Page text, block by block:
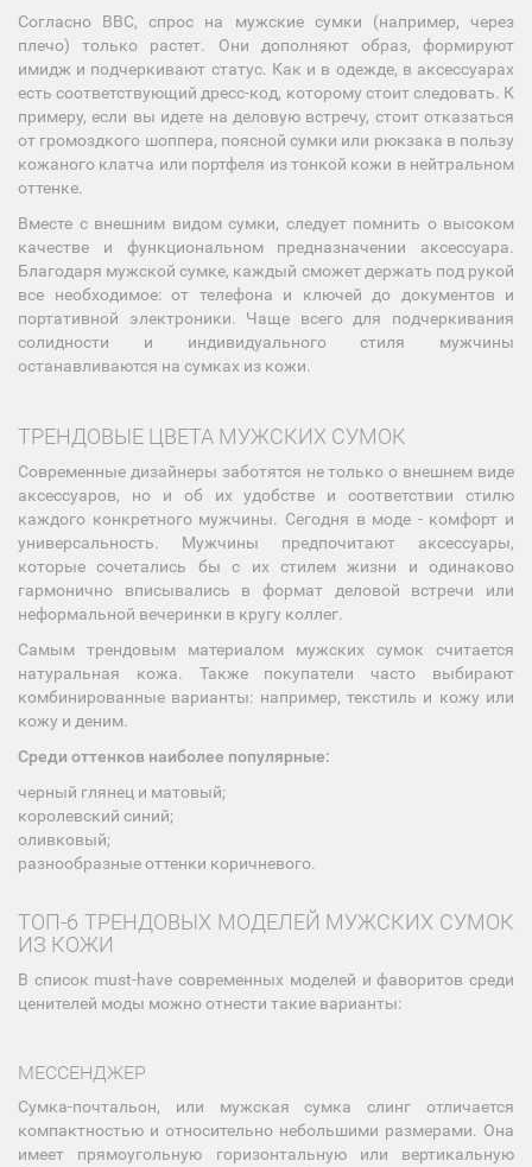
Согласно BBC, спрос на мужские сумки (например, через
плечо) только растет. Они дополняют образ, формируют
имидж и подчеркивают статус. Как и в одежде, в аксессуарах
есть соответствующий дресс-код, которому стоит следовать. К
примеру, если вы идете на деловую встречу, стоит отказаться
от громоздкого шоппера, поясной сумки или рюкзака в пользу
кожаного клатча или портфеля из тонкой кожи в нейтральном
оттенке.
Вместе с внешним видом сумки, следует помнить о высоком
качестве и функциональном предназначении аксессуара.
Благодаря мужской сумке, каждый сможет держать под рукой
все необходимое: от телефона и ключей до документов и
портативной электроники. Чаще всего для подчеркивания
солидности и индивидуального стиля мужчины
останавливаются на сумках из кожи.
ТРЕНДОВЫЕ ЦВЕТА МУЖСКИХ СУМОК
Современные дизайнеры заботятся не только о внешнем виде
аксессуаров, но и об их удобстве и соответствии стилю
каждого конкретного мужчины. Сегодня в моде - комфорт и
универсальность. Мужчины предпочитают аксессуары,
которые сочетались бы с их стилем жизни и одинаково
гармонично вписывались в формат деловой встречи или
неформальной вечеринки в кругу коллег.
Самым трендовым материалом мужских сумок считается
натуральная кожа. Также покупатели часто выбирают
комбинированные варианты: например, текстиль и кожу или
кожу и деним.
Среди оттенков наиболее популярные:
черный глянец и матовый;
королевский синий;
оливковый;
разнообразные оттенки коричневого.
ТОП-6 ТРЕНДОВЫХ МОДЕЛЕЙ МУЖСКИХ СУМОК
ИЗ КОЖИ
В список must-have современных моделей и фаворитов среди
ценителей моды можно отнести такие варианты:
МЕССЕНДЖЕР
Сумка-почтальон, или мужская сумка слинг отличается
компактностью и относительно небольшими размерами. Она
имеет прямоугольную горизонтальную или вертикальную